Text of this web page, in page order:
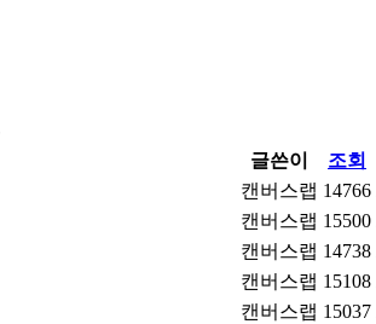
글쓴이 조회
캔버스랩 14766
캔버스랩 15500
캔버스랩 14738
캔버스랩 15108
캔버스랩 15037